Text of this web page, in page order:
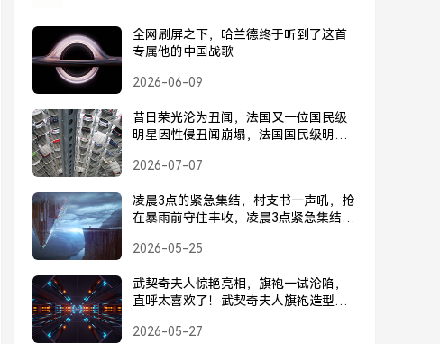
全网刷屏之下，哈兰德终于听到了这首
专属他的中国战歌
2026-06-09
昔日荣光沦为丑闻，法国又一位国民级
明星因性侵丑闻崩塌，法国国民级明星
2026-07-07
凌晨3点的紧急集结，村支书一声吼，抢
在暴雨前守住丰收，凌晨3点紧急集结，
2026-05-25
武契奇夫人惊艳亮相，旗袍一试沦陷，
直呼太喜欢了！武契奇夫人旗袍造型惊
2026-05-27